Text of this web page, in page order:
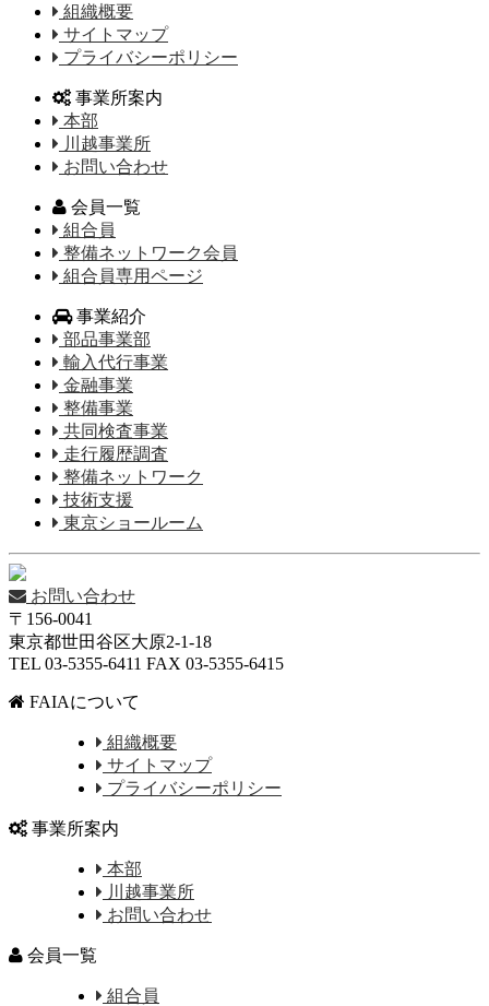
組織概要
サイトマップ
プライバシーポリシー
事業所案内
本部
川越事業所
お問い合わせ
会員一覧
組合員
整備ネットワーク会員
組合員専用ページ
事業紹介
部品事業部
輸入代行事業
金融事業
整備事業
共同検査事業
走行履歴調査
整備ネットワーク
技術支援
東京ショールーム
お問い合わせ
〒156-0041
東京都世田谷区大原2-1-18
TEL 03-5355-6411 FAX 03-5355-6415
FAIAについて
組織概要
サイトマップ
プライバシーポリシー
事業所案内
本部
川越事業所
お問い合わせ
会員一覧
組合員